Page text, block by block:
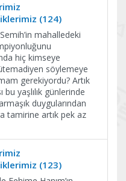
(124)
mahalledeki
hiç kimseye
söylemeye
gerekiyordu? Artık
yaşlılık günlerinde
duygularından
tamirine artık pek az
(123)